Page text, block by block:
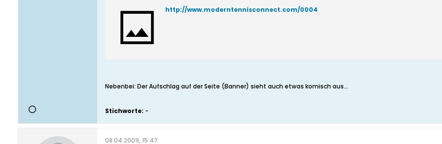
http://www.moderntennisconnect.com/0004
Nebenbei: Der Aufschlag auf der Seite (Banner) sieht auch etwas komisch aus...
Stichworte: -
08.04.2009, 15:47